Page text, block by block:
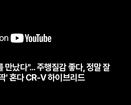
났다"... 주행질감 좋다, 정말 잘
' 혼다 CR-V 하이브리드